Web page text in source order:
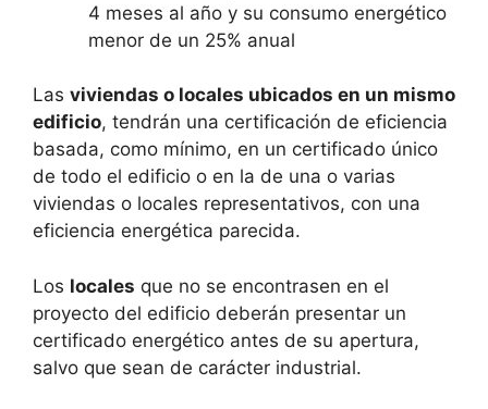
4 meses al año y su consumo energético
menor de un 25% anual
Las viviendas o locales ubicados en un mismo
edificio, tendrán una certificación de eficiencia
basada, como mínimo, en un certificado único
de todo el edificio o en la de una o varias
viviendas o locales representativos, con una
eficiencia energética parecida.
Los locales que no se encontrasen en el
proyecto del edificio deberán presentar un
certificado energético antes de su apertura,
salvo que sean de carácter industrial.